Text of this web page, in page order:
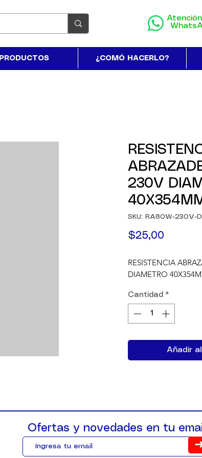
PRODUCTOS ¿COMÓ HACERLO?
230V
SKU: RA80W-230V-
$25,00
RESISTENCIA
DIAMETRO
Cantidad *
Añadir
Ofertas y novedades en tu